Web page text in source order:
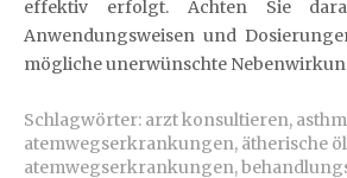
effektiv erfolgt. Achten Sie
Anwendungsweisen und
mögliche unerwünschte
Schlagwörter: arzt konsultieren,
atemwegserkrankungen, ätherische
atemwegserkrankungen,